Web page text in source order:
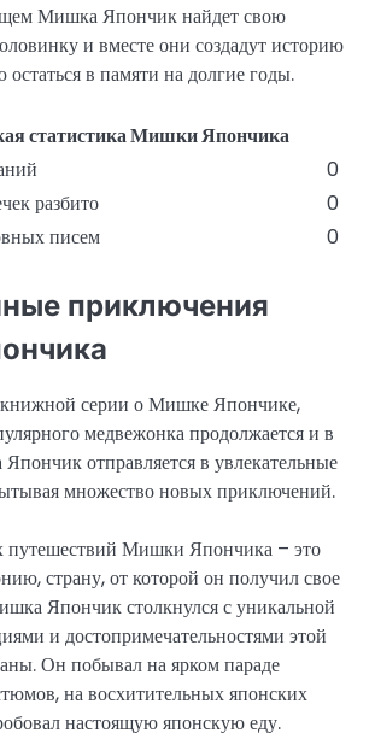
Мишка Япончик найдет свою
и вместе они создадут историю
в памяти на долгие годы.
статистика Мишки Япончика
0
разбито
0
писем
0
приключения
серии о Мишке Япончике,
медвежонка продолжается и в
отправляется в увлекательные
множество новых приключений.
путешествий Мишки Япончика – это
страну, от которой он получил свое
Япончик столкнулся с уникальной
и достопримечательностями этой
Он побывал на ярком параде
на восхитительных японских
настоящую японскую еду.